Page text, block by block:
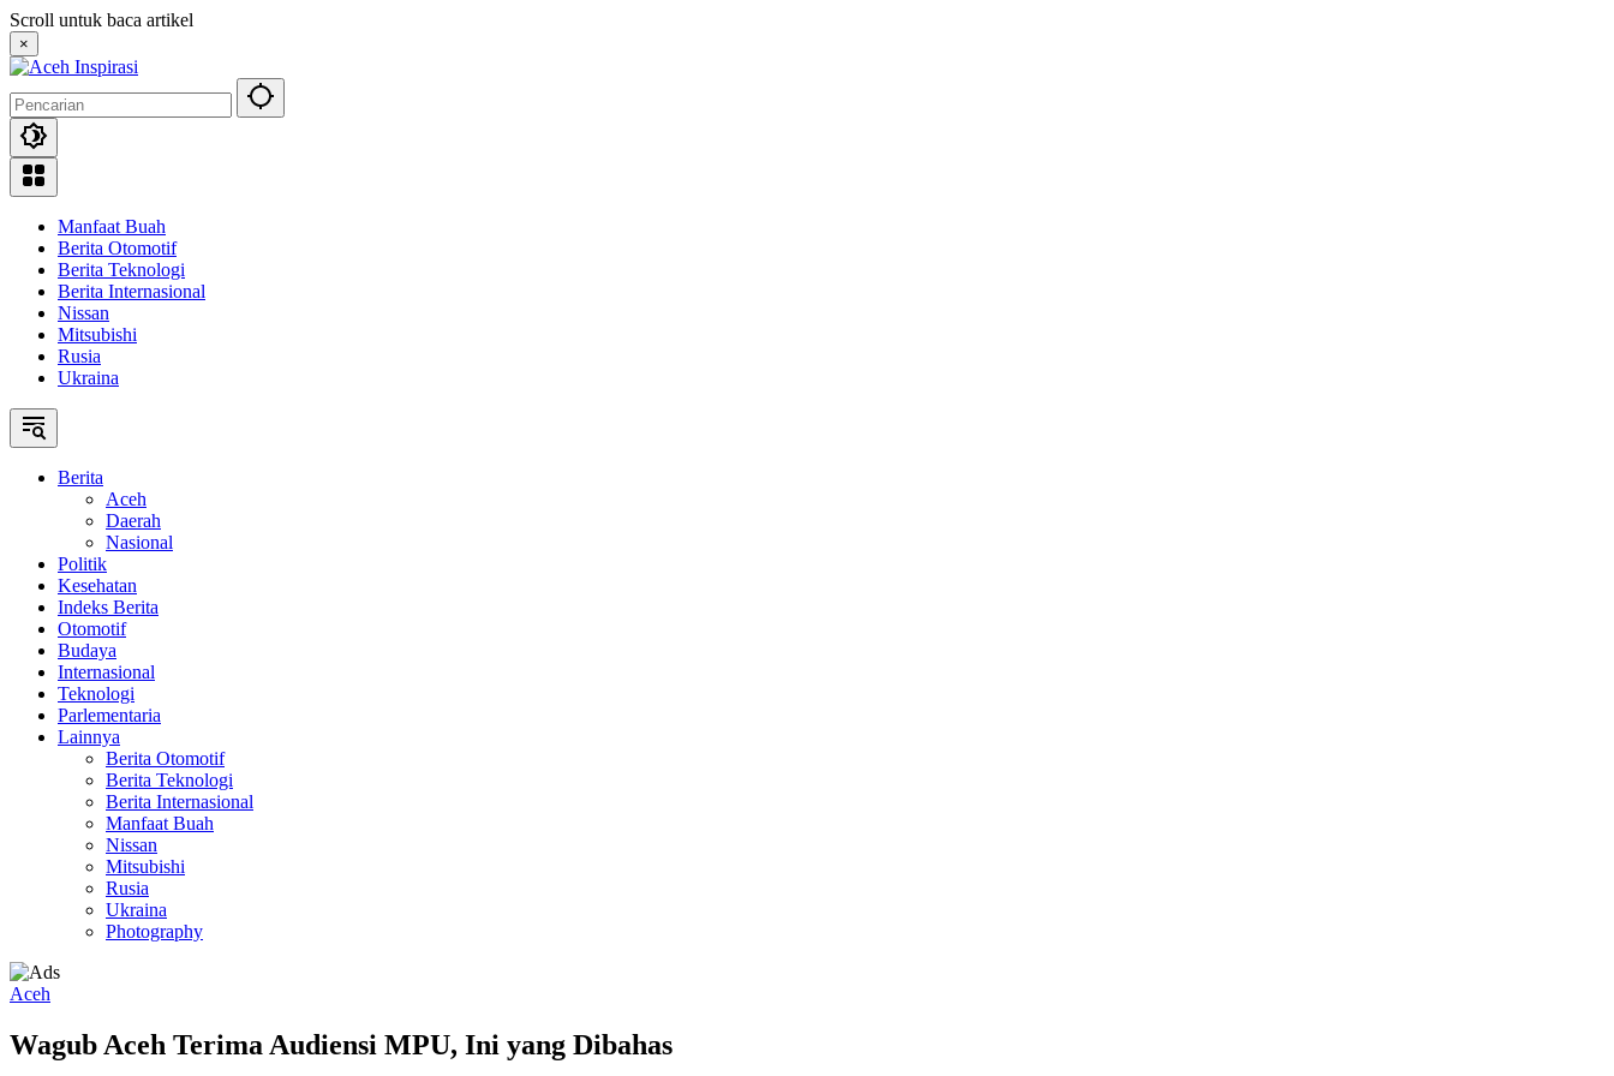
Langsung
ke
konten
Scroll untuk baca artikel
×
Manfaat Buah
Berita Otomotif
Berita Teknologi
Berita Internasional
Nissan
Mitsubishi
Rusia
Ukraina
Berita
Aceh
Daerah
Nasional
Politik
Kesehatan
Indeks Berita
Otomotif
Budaya
Internasional
Teknologi
Parlementaria
Lainnya
Berita Otomotif
Berita Teknologi
Berita Internasional
Manfaat Buah
Nissan
Mitsubishi
Rusia
Ukraina
Photography
Aceh
Wagub Aceh Terima Audiensi MPU, Ini yang Dibahas